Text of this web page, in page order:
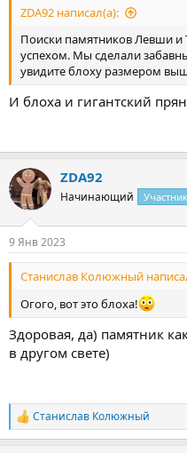
ZDA92 написал(а):
Поиски памятников Левши и
успехом. Мы сделали
увидите блоху размером
И блоха и гигантский
ZDA92
Начинающий Участник
9 Янв 2023
Станислав Колюжный
Огого, вот это блоха!
Здоровая, да) памятник
в другом свете)
Р
е
Станислав Колюжный